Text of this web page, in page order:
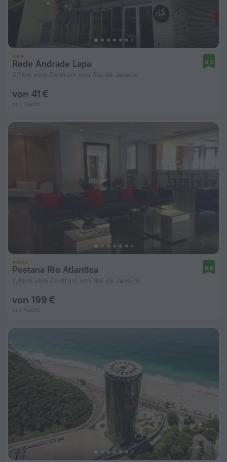
Rede Andrade Lapa
2,1 km vom Zentrum von Rio de Janeiro
8,3
von 41 €
pro Nacht
Pestana Rio Atlantica
7,4 km vom Zentrum von Rio de Janeiro
8,9
von 199 €
pro Nacht